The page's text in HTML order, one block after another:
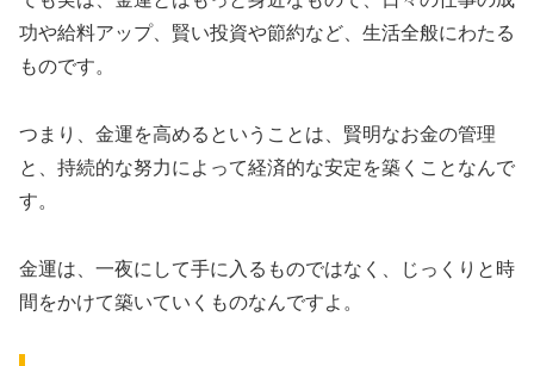
功や給料アップ、賢い投資や節約など、生活全般にわたる
ものです。
つまり、金運を高めるということは、賢明なお金の管理
と、持続的な努力によって経済的な安定を築くことなんで
す。
金運は、一夜にして手に入るものではなく、じっくりと時
間をかけて築いていくものなんですよ。